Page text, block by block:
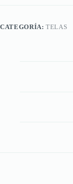
CATEGORÍA:TELAS